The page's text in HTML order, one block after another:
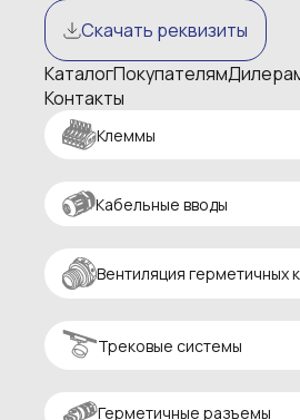
Скачать реквизиты
КаталогПокупателям
Контакты
Клеммы
Кабельные вводы
Вентиляция герметичных
Трековые системы
Герметичные разъемы